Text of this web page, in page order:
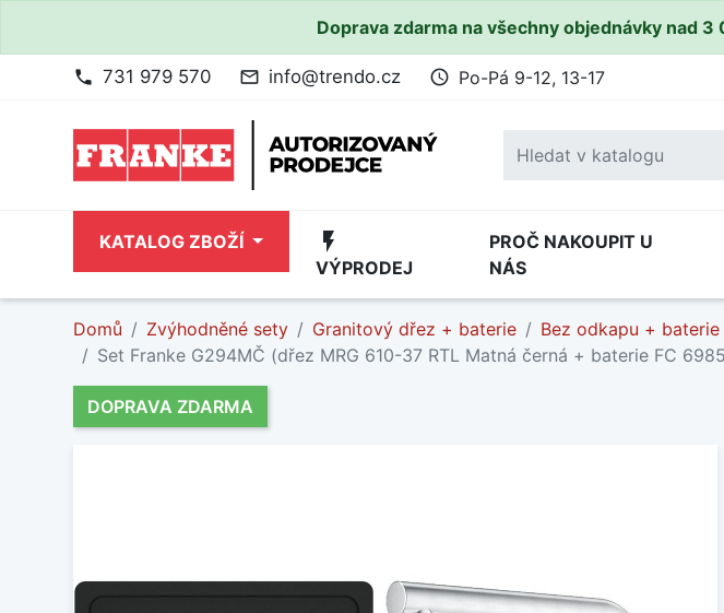
Doprava zdarma na všechny objednávky nad 3
phone 731 979 570 mail_outline info@trendo.cz access_time Po-Pá 9-12, 13-17
KATALOG ZBOŽÍ flash_on
VÝPRODEJ
PROČ NAKOUPIT U
NÁS
Domů Zvýhodněné sety Granitový dřez + baterie
Bez odkapu + baterie
Set Franke G294MČ (dřez MRG 610-37 RTL Matná černá + baterie FC
DOPRAVA ZDARMA